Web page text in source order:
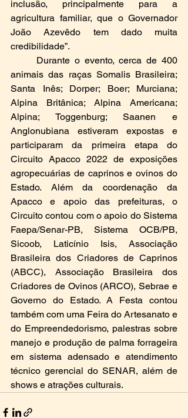
inclusão, principalmente para a
agricultura familiar, que o Governador
João Azevêdo tem dado muita
credibilidade”.
animais das raças Somalis Brasileira;
Santa Inês; Dorper; Boer; Murciana;
Alpina Britânica; Alpina Americana;
Alpina; Toggenburg; Saanen e
Anglonubiana estiveram expostas e
participaram da primeira etapa do
Circuito Apacco 2022 de exposições
agropecuárias de caprinos e ovinos do
Estado. Além da coordenação da
Apacco e apoio das prefeituras, o
Circuito contou com o apoio do Sistema
Faepa/Senar-PB, Sistema OCB/PB,
Sicoob, Laticínio Isis, Associação
Brasileira dos Criadores de Caprinos
(ABCC), Associação Brasileira dos
Criadores de Ovinos (ARCO), Sebrae e
Governo do Estado. A Festa contou
também com uma Feira do Artesanato e
do Empreendedorismo, palestras sobre
manejo e produção de palma forrageira
em sistema adensado e atendimento
técnico gerencial do SENAR, além de
shows e atrações culturais.